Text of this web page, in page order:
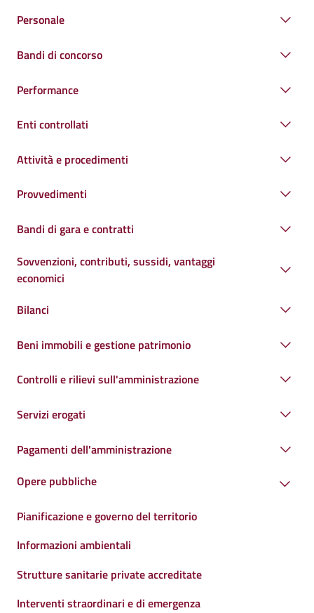
Personale
Bandi di concorso
Performance
Enti controllati
Attività e procedimenti
Provvedimenti
Bandi di gara e contratti
Sovvenzioni, contributi, sussidi, vantaggi
economici
Bilanci
Beni immobili e gestione patrimonio
Controlli e rilievi sull'amministrazione
Servizi erogati
Pagamenti dell'amministrazione
Opere pubbliche
Pianificazione e governo del territorio
Informazioni ambientali
Strutture sanitarie private accreditate
Interventi straordinari e di emergenza